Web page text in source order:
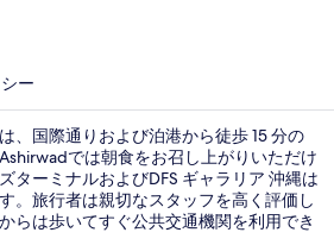
ー
、国際通りおよび泊港から徒歩 15 分の
では朝食をお召し上がりいただけ
ターミナルおよびDFS ギャラリア 沖縄は
。旅行者は親切なスタッフを高く評価し
らは歩いてすぐ公共交通機関を利用でき